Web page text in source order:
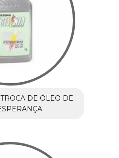
DE ÓLEO DE